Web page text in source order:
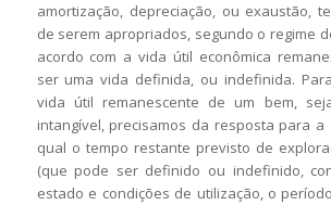
amortização, depreciação, ou exaustão,
de serem apropriados, segundo o regime
acordo com a vida útil econômica
ser uma vida definida, ou indefinida.
vida útil remanescente de um bem,
intangível, precisamos da resposta para a
qual o tempo restante previsto de
(que pode ser definido ou indefinido,
estado e condições de utilização, o